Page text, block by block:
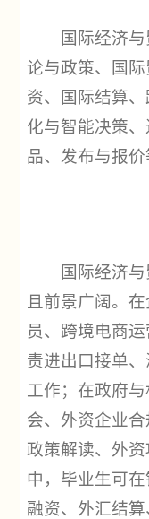
国际经济
论与政策、国
资、国际结算
化与智能决策
品、发布与报价
国际经济
且前景广阔。
员、跨境电商
责进出口接单
工作；在政府
会、外资企业
政策解读、外
中，毕业生可
融资、外汇结